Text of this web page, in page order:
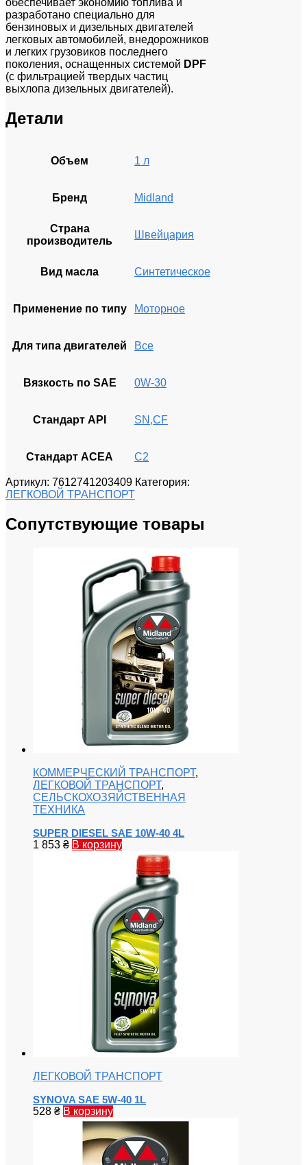
обеспечивает экономию топлива и
разработано специально для
бензиновых и дизельных двигателей
легковых автомобилей, внедорожников
и легких грузовиков последнего
поколения, оснащенных системой DPF
(с фильтрацией твердых частиц
выхлопа дизельных двигателей).
Детали
Объем 1 л
Бренд Midland
Страна
производитель
Швейцария
Вид масла Синтетическое
Применение по типу Моторное
Для типа двигателей Все
Вязкость по SAE 0W-30
Стандарт API SN,CF
Стандарт ACEA C2
Артикул: 7612741203409 Категория:
ЛЕГКОВОЙ ТРАНСПОРТ
Сопутствующие товары
КОММЕРЧЕСКИЙ ТРАНСПОРТ,
ЛЕГКОВОЙ ТРАНСПОРТ,
СЕЛЬСКОХОЗЯЙСТВЕННАЯ
ТЕХНИКА
SUPER DIESEL SAE 10W-40 4L
1 853 ₴ В корзину
ЛЕГКОВОЙ ТРАНСПОРТ
SYNOVA SAE 5W-40 1L
528 ₴ В корзину